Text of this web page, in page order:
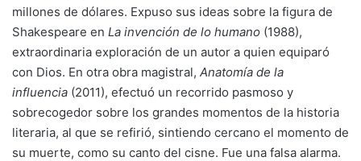
millones de dólares. Expuso sus ideas sobre la figura de
Shakespeare en La invención de lo humano (1988),
extraordinaria exploración de un autor a quien equiparó
con Dios. En otra obra magistral, Anatomía de la
influencia (2011), efectuó un recorrido pasmoso y
sobrecogedor sobre los grandes momentos de la historia
literaria, al que se refirió, sintiendo cercano el momento de
su muerte, como su canto del cisne. Fue una falsa alarma.